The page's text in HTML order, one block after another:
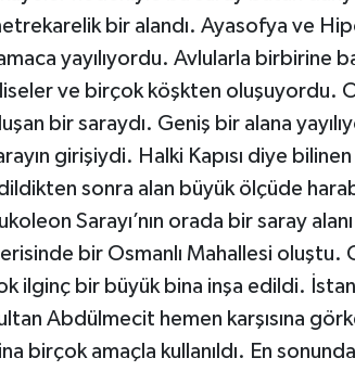
bir alandı. Ayasofya ve
yayılıyordu. Avlularla birbirine
ve birçok köşkten oluşuyordu.
bir saraydı. Geniş bir alana
girişiydi. Halki Kapısı diye
sonra alan büyük ölçüde
Sarayı’nın orada bir saray
bir Osmanlı Mahallesi oluştu.
ilginç bir büyük bina inşa edildi.
Abdülmecit hemen karşısına
birçok amaçla kullanıldı. En